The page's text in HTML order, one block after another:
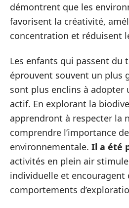
démontrent que les
favorisent la créativité,
concentration et réduisent
Les enfants qui passent du
éprouvent souvent un plus
sont plus enclins à adopter
actif. En explorant la
apprendront à respecter la
comprendre l’importance
environnementale. Il a été
activités en plein air
individuelle et encouragent
comportements